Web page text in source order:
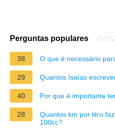
Perguntas populares
38 O que é necessário
29 Quantos Isaías
40 Por que é importante
28
Quantos km por litro
100cc?